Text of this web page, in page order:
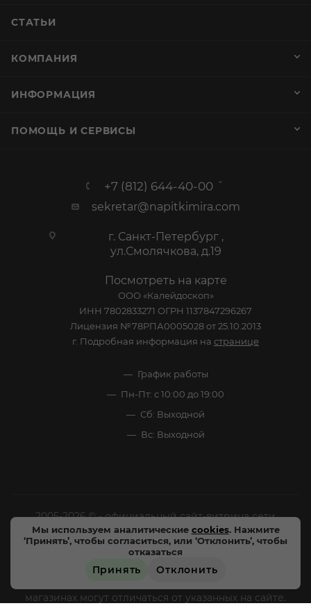
Мы используем аналитические cookies. Нажмите
‘Принять’, чтобы согласиться, или ‘Отклонить’, чтобы
отказаться
Принять Отклонить
СТАТЬИ
КОМПАНИЯ
ИНФОРМАЦИЯ
ПОМОЩЬ И СЕРВИСЫ
+7 (812) 644-40-00
sekretar@napitkimira.com
г. Санкт-Петербург ,
ул.Смолячкова, д.19
Посмотреть на карте
ООО «Калейдоскоп»
ИНН 7802833271 ОГРН 1137847296267
Лицензия №78РПА0005028 от 25.10.2013
г. Подробная информация на странице
График работы
Пн-Пт: с 10:00 до 19:00
Сб: Выходной
Вс: Выходной
2005-2026 © - официальный сайт-витрина сети
специализированных напитков "Калейдоскоп Напитков
Мира". Все права защищены.
магазинах могут отличаться от указанных на сайте.